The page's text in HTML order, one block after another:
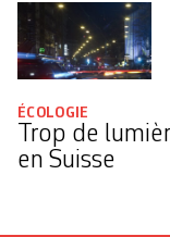
ÉCOLOGIE
Trop de
en Suisse